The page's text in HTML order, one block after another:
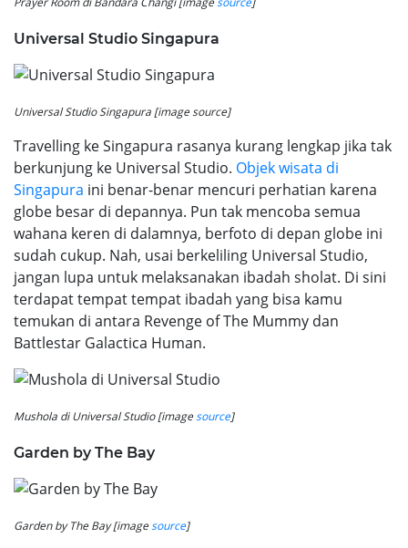
Universal Studio Singapura
Universal Studio Singapura [image source]
Travelling ke Singapura rasanya kurang lengkap jika tak
berkunjung ke Universal Studio. Objek wisata di
Singapura ini benar-benar mencuri perhatian karena
globe besar di depannya. Pun tak mencoba semua
wahana keren di dalamnya, berfoto di depan globe ini
sudah cukup. Nah, usai berkeliling Universal Studio,
jangan lupa untuk melaksanakan ibadah sholat. Di sini
terdapat tempat tempat ibadah yang bisa kamu
temukan di antara Revenge of The Mummy dan
Battlestar Galactica Human.
Mushola di Universal Studio [imagesource]
Garden by The Bay
Garden by The Bay [imagesource]